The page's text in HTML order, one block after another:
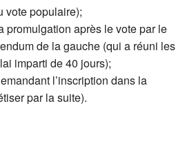
vote populaire);
promulgation après le vote par le
de la gauche (qui a réuni les
imparti de 40 jours);
l’inscription dans la
par la suite).